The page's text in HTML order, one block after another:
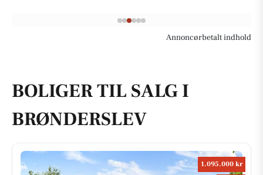
Annoncørbetalt indhold
BOLIGER TIL SALG I
BRØNDERSLEV
1.095.000 kr